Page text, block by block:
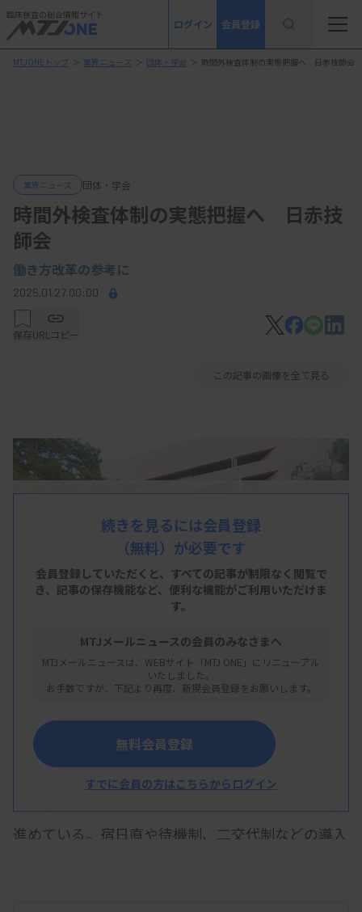
臨床検査の総合情報サイト
ログイン 会員登録
MTJONEトップ ＞ 業界ニュース ＞ 団体・学会 ＞ 時間外検査体制の実態把握へ 日赤技師会
業界ニュース 団体・学会
時間外検査体制の実態把握へ 日赤技
師会
働き方改革の参考に
2025.01.27 00:00
保存URLコピー
この記事の画像を全て見る
日本赤十字社臨床検査技師会は、全国91施設の検
査部門を対象にした時間外の検査体制の実態調査を
進めている。宿日直や待機制、二交代制などの導入
続きを見るには会員登録
（無料）が必要です
会員登録していただくと、すべての記事が制限なく閲覧で
き、 記事の保存機能など、便利な機能がご利用いただけま
す。
MTJメールニュースの会員のみなさまへ
MTJメールニュースは、WEBサイト「MTJ ONE」にリニューアル
いたしました。
お手数ですが、下記より再度、新規会員登録をお願いします。
無料会員登録
すでに会員の方はこちらからログイン